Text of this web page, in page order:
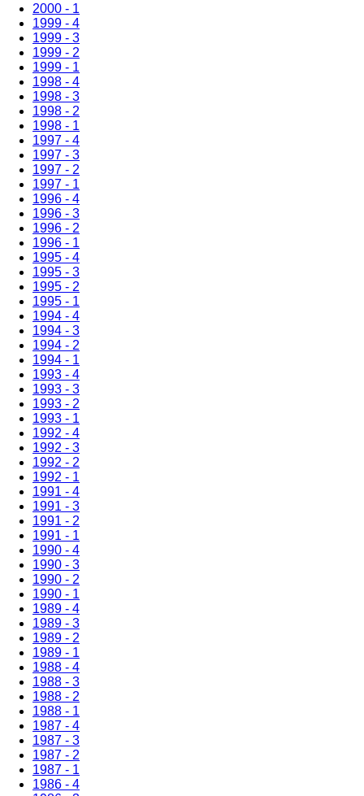
2000 - 1
1999 - 4
1999 - 3
1999 - 2
1999 - 1
1998 - 4
1998 - 3
1998 - 2
1998 - 1
1997 - 4
1997 - 3
1997 - 2
1997 - 1
1996 - 4
1996 - 3
1996 - 2
1996 - 1
1995 - 4
1995 - 3
1995 - 2
1995 - 1
1994 - 4
1994 - 3
1994 - 2
1994 - 1
1993 - 4
1993 - 3
1993 - 2
1993 - 1
1992 - 4
1992 - 3
1992 - 2
1992 - 1
1991 - 4
1991 - 3
1991 - 2
1991 - 1
1990 - 4
1990 - 3
1990 - 2
1990 - 1
1989 - 4
1989 - 3
1989 - 2
1989 - 1
1988 - 4
1988 - 3
1988 - 2
1988 - 1
1987 - 4
1987 - 3
1987 - 2
1987 - 1
1986 - 4